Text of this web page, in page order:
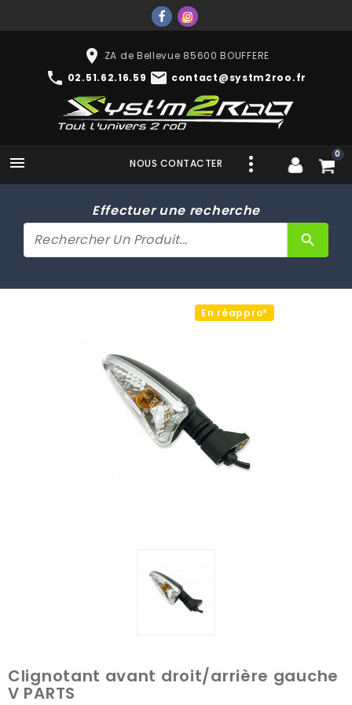
place ZA de Bellevue 85600 BOUFFERE
phone 02.51.62.16.59 mail contact@systm2roo.fr
 0
NOUS CONTACTER
Effectuer une recherche
search
En réappro*
Clignotant avant droit/arrière gauche
V PARTS